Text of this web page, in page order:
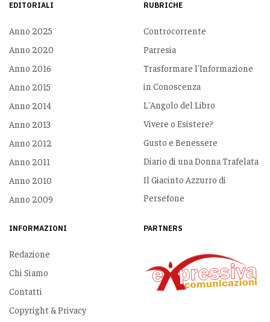
EDITORIALI
Anno 2025
Anno 2020
Anno 2016
Anno 2015
Anno 2014
Anno 2013
Anno 2012
Anno 2011
Anno 2010
Anno 2009
RUBRICHE
Controcorrente
Parresia
Trasformare l'Informazione
in Conoscenza
L'Angolo del Libro
Vivere o Esistere?
Gusto e Benessere
Diario di una Donna Trafelata
Il Giacinto Azzurro di
Persefone
INFORMAZIONI
Redazione
Chi Siamo
Contatti
Copyright & Privacy
PARTNERS